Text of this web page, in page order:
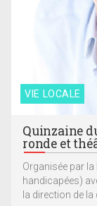
VIE LOCALE
Quinzaine
ronde et
Organisée par
handicapées)
la direction de